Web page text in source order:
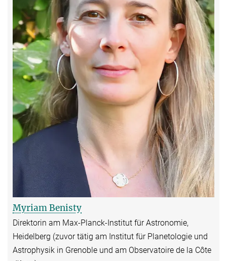
Myriam Benisty
Direktorin am Max-Planck-Institut für Astronomie,
Heidelberg (zuvor tätig am Institut für Planetologie und
Astrophysik in Grenoble und am Observatoire de la Côte